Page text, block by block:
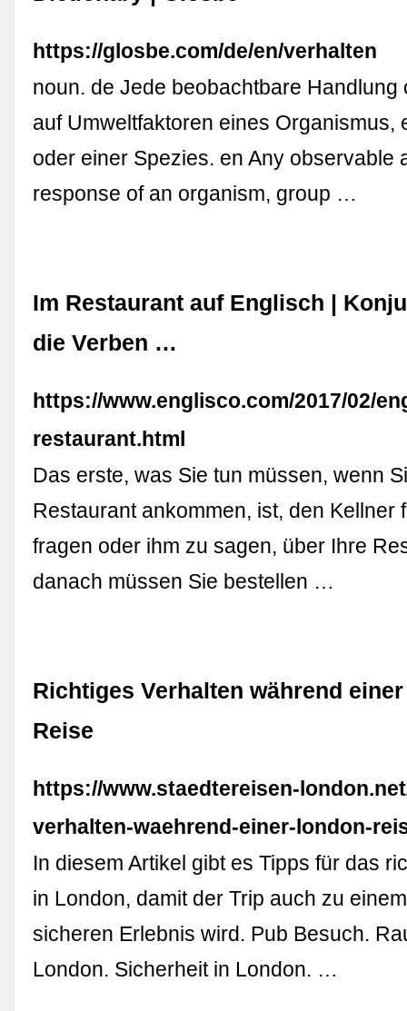
https://glosbe.com/de/en/verhalten
noun. de Jede beobachtbare Handlung
auf Umweltfaktoren eines Organismus,
oder einer Spezies. en Any observable
response of an organism, group …
Im Restaurant auf Englisch |
die Verben …
https://www.englisco.com/2017/02/
restaurant.html
Das erste, was Sie tun müssen, wenn
Restaurant ankommen, ist, den Kellner
fragen oder ihm zu sagen, über Ihre
danach müssen Sie bestellen …
Richtiges Verhalten während
Reise
https://www.staedtereisen-
verhalten-waehrend-einer-london-
In diesem Artikel gibt es Tipps für das
in London, damit der Trip auch zu
sicheren Erlebnis wird. Pub Besuch.
London. Sicherheit in London. …